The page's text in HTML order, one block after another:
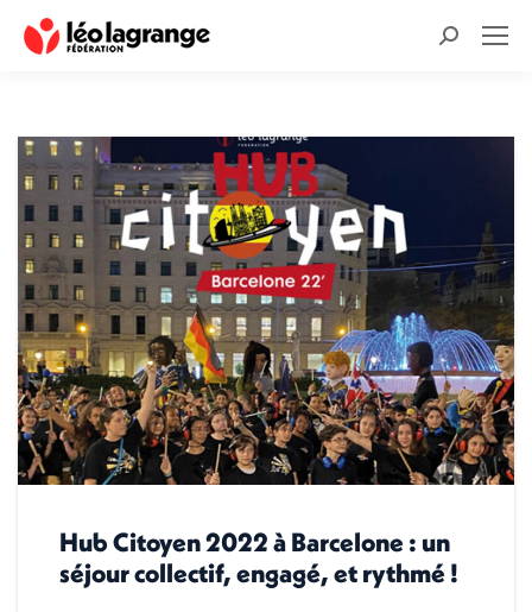
Recherche
Hub Citoyen 2022 à Barcelone : un
séjour collectif, engagé, et rythmé !